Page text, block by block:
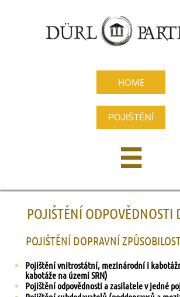
HOME
POJIŠTĚNÍ

POJIŠTĚNÍ ODPOVĚDNOSTI
POJIŠTĚNÍ DOPRAVNÍ
Pojištění vnitrostátní, mezinárodní i
kabotáže na území SRN)
Pojištění odpovědnosti a zasilatele v jedné